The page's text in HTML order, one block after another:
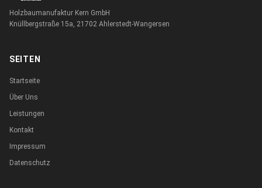
Holzbaumanufaktur Kern GmbH
Knüllbergstraße 15a, 21702 Ahlerstedt-Wangersen
SEITEN
Startseite
Über Uns
Leistungen
Kontakt
Impressum
Datenschutz